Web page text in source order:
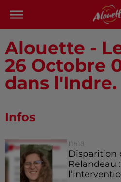
Alouette -
26 Octobre
dans l'Indre.
Infos
11h18
Disparition
Relandeau